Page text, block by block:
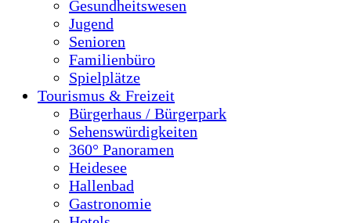
Gesundheitswesen
Jugend
Senioren
Familienbüro
Spielplätze
Tourismus & Freizeit
Bürgerhaus / Bürgerpark
Sehenswürdigkeiten
360° Panoramen
Heidesee
Hallenbad
Gastronomie